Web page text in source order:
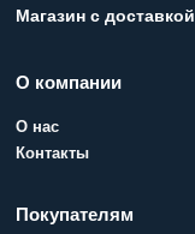
Магазин с доставкой
О компании
О нас
Контакты
Покупателям